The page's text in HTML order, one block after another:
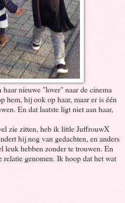
nieuwe "lover" naar de cinema
hem, hij ook op haar, maar er is één
En dat laatste ligt niet aan haar,
zie zitten, heb ik little JuffrouwX
hij nog van gedachten, en anders
leuk hebben zonder te trouwen. En
genomen. Ik hoop dat het wat